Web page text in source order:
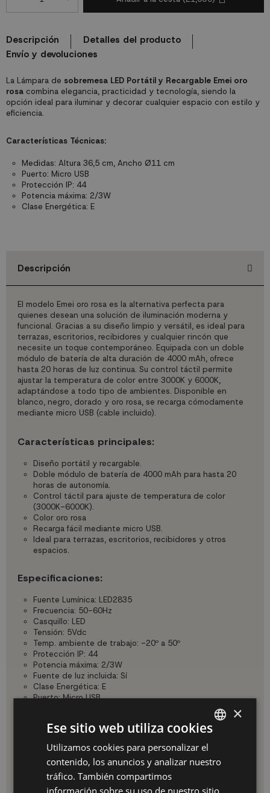
La Lámpara de sobremesa LED Portátil y Recargable Emei oro
rosa combina elegancia, practicidad y tecnología, siendo la
opción ideal para iluminar y decorar cualquier espacio con estilo y
eficiencia.
Características Técnicas:
Medidas: Altura 36,5 cm, Ancho Ø11 cm
Puerto: Micro USB
Protección IP: 44
Potencia máxima: 2/3W
Clase Energética: E
Descripción
Detalles del producto
Envío y devoluciones
Descripción
El modelo Emei oro rosa es la alternativa perfecta para
quienes desean una solución de iluminación moderna y
funcional. Gracias a su diseño limpio y versátil, es ideal para
terrazas, escritorios, recibidores y cualquier rincón que
necesite un toque contemporáneo. Equipada con un doble
módulo de batería de alta duración de 4000 mAh, ofrece
hasta 20 horas de luz continua. Su control táctil permite
ajustar la temperatura de color entre 3000K y 6000K,
adaptándose a todo tipo de ambientes. Disponible en
blanco, negro, dorado y oro rosa, se recarga cómodamente
mediante micro USB (cable incluido).
Características principales:
Diseño portátil y recargable.
Doble módulo de batería de 4000 mAh para hasta 20
horas de autonomía.
Control táctil para ajuste de temperatura de color
(3000K-6000K).
Color oro rosa
Recarga fácil mediante micro USB.
Ideal para terrazas, escritorios, recibidores y otros
espacios.
Especificaciones:
Fuente Lumínica: LED2835
Frecuencia: 50-60Hz
Casquillo: LED
Tensión: 5Vdc
Temp. ambiente de trabajo: -20º a 50º
Protección IP: 44
Potencia máxima: 2/3W
Fuente de luz incluida: Sí
Clase Energética: E
Puerto: Micro USB
Ventajas:
La lámpara Emei oro rosa destaca por su diseño estilizado y
su excelente autonomía. Su portabilidad la convierte en una
SPANISH
ES
PT
×
Ese sitio web utiliza cookies
Utilizamos cookies para personalizar el
contenido, los anuncios y analizar nuestro
tráfico. También compartimos
información sobre su uso de nuestro sitio